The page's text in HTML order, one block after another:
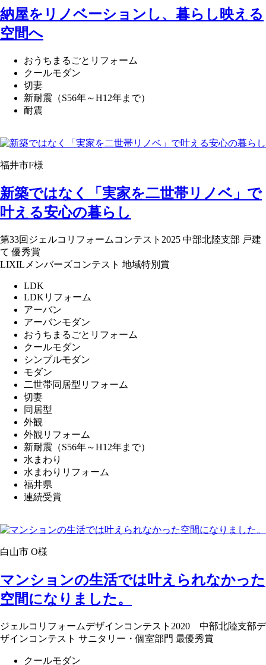
納屋をリノベーションし、暮らし映える
空間へ
おうちまるごとリフォーム
クールモダン
切妻
新耐震（S56年～H12年まで）
耐震
福井市F様
新築ではなく「実家を二世帯リノベ」で
叶える安心の暮らし
第33回ジェルコリフォームコンテスト2025 中部北陸支部 戸建
て 優秀賞
LIXILメンバーズコンテスト 地域特別賞
LDK
LDKリフォーム
アーバン
アーバンモダン
おうちまるごとリフォーム
クールモダン
シンプルモダン
モダン
二世帯同居型リフォーム
切妻
同居型
外観
外観リフォーム
新耐震（S56年～H12年まで）
水まわり
水まわりリフォーム
福井県
連続受賞
白山市 O様
マンションの生活では叶えられなかった
空間になりました。
ジェルコリフォームデザインコンテスト2020 中部北陸支部デ
ザインコンテスト サニタリー・個室部門 最優秀賞
クールモダン